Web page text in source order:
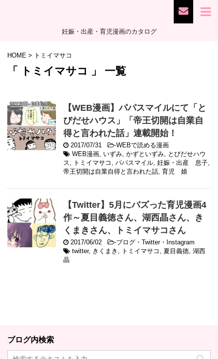
妊娠・出産・育児漫画のカタログ
HOME > トミイマサコ
「 トミイマサコ 」 一覧
【WEB漫画】パパスマイルにて「と
びだせハウス」「帝王切開は自業自
得と言われた話」連載開始！
2017/07/31 -WEBで読める漫画
WEB漫画, いずみ, かずといずみ, とびだせハウ
ス, トミイマサコ , パパスマイル, 妊娠・出産 息子,
帝王切開は自業自得と言われた話, 育児 娘
【Twitter】5月にバズった育児漫画4
作～夏目義徳さん、湖西晶さん、き
くまきさん、トミイマサコさん
2017/06/02 -ブログ・Twitter・Instagram
twitter, きくまき , トミイマサコ , 夏目義徳, 湖西
晶
ブログ内検索